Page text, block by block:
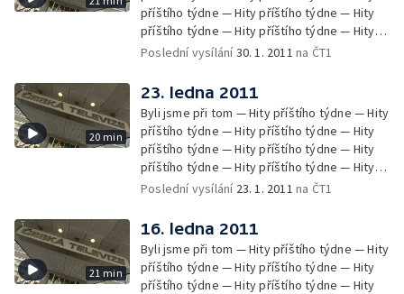
příštího týdne — Hity příštího týdne — Hity
příštího týdne — Hity příštího týdne — Hity
příštího týdne — Hity příštího týdne — Hity
Zprávy Čétéčka
Poslední vysílání30. 1. 2011 na ČT1
20 min
23. ledna 2011
Byli jsme při tom — Hity příštího týdne — Hity
příštího týdne — Hity příštího týdne — Hity
příštího týdne — Hity příštího týdne — Hity
příštího týdne — Hity příštího týdne — Hity
příštího týdne — Hity příštího týdne — Hity
Poslední vysílání 23. 1. 2011 na ČT1
21 min
16. ledna 2011
Byli jsme při tom — Hity příštího týdne — Hity
příštího týdne — Hity příštího týdne — Hity
příštího týdne — Hity příštího týdne — Hity